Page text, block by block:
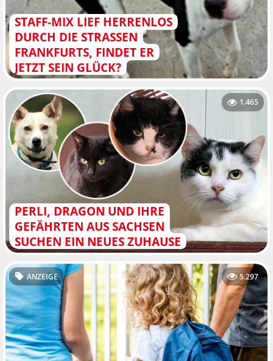
STAFF-MIX LIEF HERRENLOS
DURCH DIE STRASSEN F
RANKFURTS, FINDET ER J
ETZT SEIN GLÜCK?
PERLI, DRAGON UND IHRE
GEFÄHRTEN AUS SACHSEN
SUCHEN EIN NEUES ZUHAUSE
1.465
ANZEIGE 5.297